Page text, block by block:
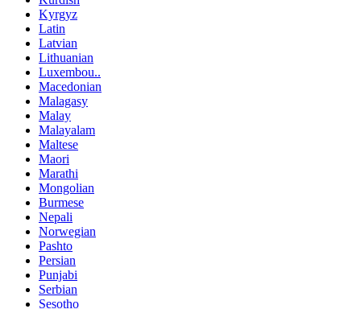
Kyrgyz
Latin
Latvian
Lithuanian
Luxembou..
Macedonian
Malagasy
Malay
Malayalam
Maltese
Maori
Marathi
Mongolian
Burmese
Nepali
Norwegian
Pashto
Persian
Punjabi
Serbian
Sesotho